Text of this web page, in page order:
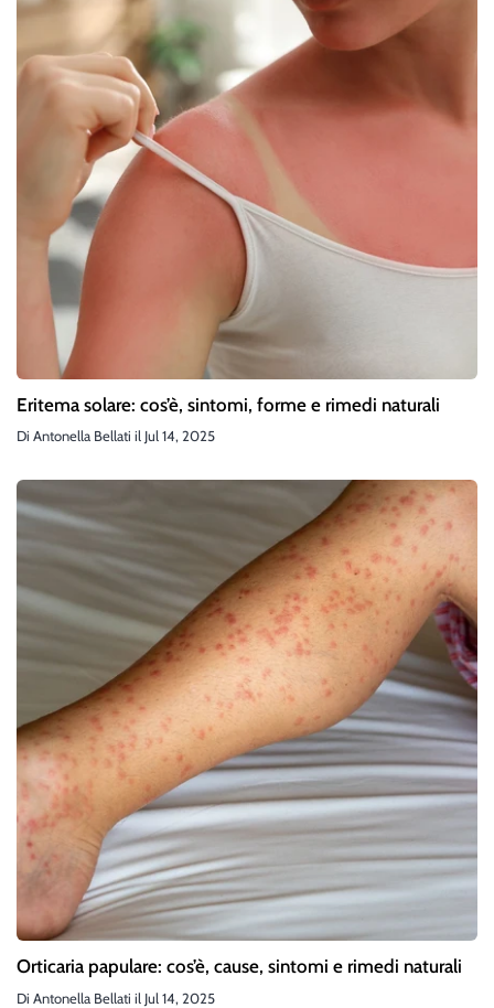
Eritema solare: cos’è, sintomi, forme e rimedi naturali
Di Antonella Bellati il Jul 14, 2025
Orticaria papulare: cos’è, cause, sintomi e rimedi naturali
Di Antonella Bellati il Jul 14, 2025